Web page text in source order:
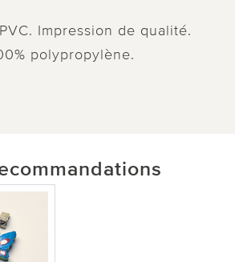
Impression de qualité.
polypropylène.